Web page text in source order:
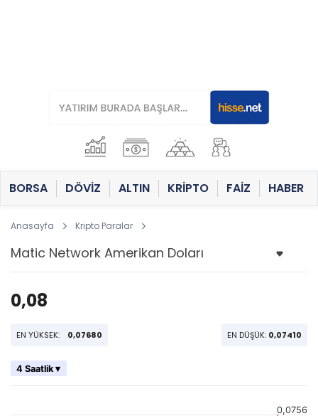
BORSA DÖVİZ ALTIN KRİPTO FAİZ HABER
Anasayfa Kripto Paralar
0,08
EN YÜKSEK: 0,07680 EN DÜŞÜK: 0,07410
4 Saatlik ▾
0,0756